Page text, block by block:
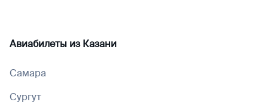
Авиабилеты изКазани
Самара
Сургут